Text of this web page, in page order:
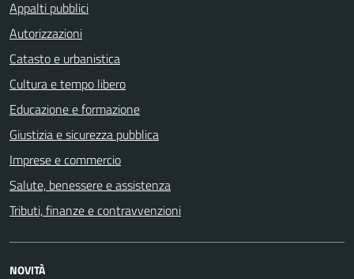
Appalti pubblici
Autorizzazioni
Catasto e urbanistica
Cultura e tempo libero
Educazione e formazione
Giustizia e sicurezza pubblica
Imprese e commercio
Salute, benessere e assistenza
Tributi, finanze e contravvenzioni
NOVITÀ